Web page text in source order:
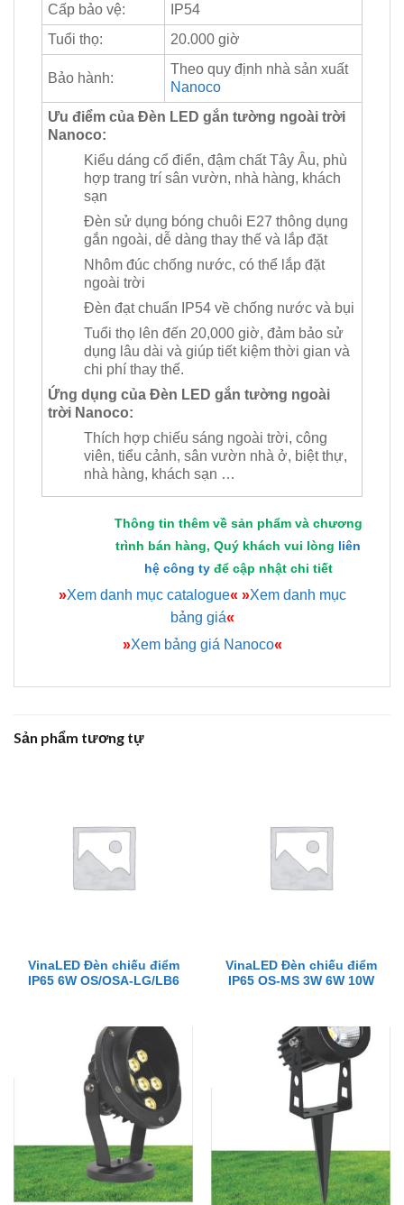
Cấp bảo vệ:
IP54
Tuổi thọ:
20.000 giờ
Bảo hành:
Theo quy định nhà sản xuất
Nanoco
Ưu điểm của Đèn LED gắn tường ngoài trời
Nanoco:
Kiểu dáng cổ điển, đậm chất Tây Âu, phù
hợp trang trí sân vườn, nhà hàng, khách
sạn
Đèn sử dụng bóng chuôi E27 thông dụng
gắn ngoài, dễ dàng thay thế và lắp đặt
Nhôm đúc chống nước, có thể lắp đặt
ngoài trời
Đèn đạt chuẩn IP54 về chống nước và bụi
Tuổi thọ lên đến 20,000 giờ, đảm bảo sử
dụng lâu dài và giúp tiết kiệm thời gian và
chi phí thay thế.
Ứng dụng của Đèn LED gắn tường ngoài
trời Nanoco:
Thích hợp chiếu sáng ngoài trời, công
viên, tiểu cảnh, sân vườn nhà ở, biệt thự,
nhà hàng, khách sạn …
Thông tin thêm về sản phẩm và chương
trình bán hàng, Quý khách vui lòng liên
hệ công tyđể cập nhật chi tiết
»Xem danh mục catalogue« »Xem danh mục
bảng giá«
»Xem bảng giá Nanoco«
Sản phẩm tương tự
VinaLED Đèn chiếu điểm
IP65 6W OS/OSA-LG/LB6
VinaLED Đèn chiếu điểm
IP65 OS-MS 3W 6W 10W